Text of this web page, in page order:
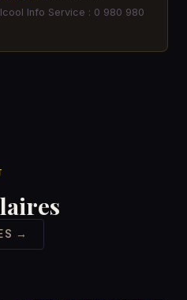
Info Service : 0 980 980
→